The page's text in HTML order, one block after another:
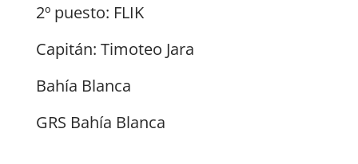
2º puesto: FLIK
Capitán: Timoteo Jara
Bahía Blanca
GRS Bahía Blanca